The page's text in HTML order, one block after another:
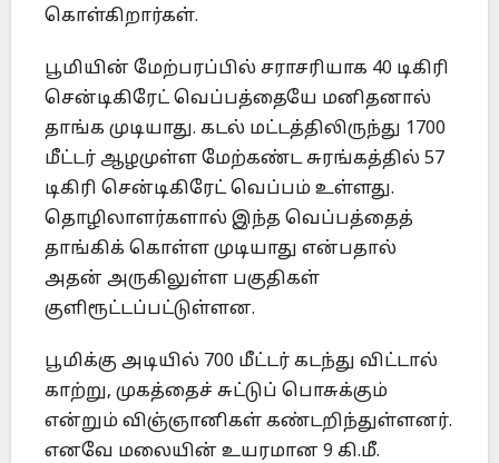
கொள்கிறார்கள்.
பூமியின் மேற்பரப்பில் சராசரியாக 40 டிகிரி
சென்டிகிரேட் வெப்பத்தையே மனிதனால்
தாங்க முடியாது. கடல் மட்டத்திலிருந்து 1700
மீட்டர் ஆழமுள்ள மேற்கண்ட சுரங்கத்தில் 57
டிகிரி சென்டிகிரேட் வெப்பம் உள்ளது.
தொழிலாளர்களால் இந்த வெப்பத்தைத்
தாங்கிக் கொள்ள முடியாது என்பதால்
அதன் அருகிலுள்ள பகுதிகள்
குளிரூட்டப்பட்டுள்ளன.
பூமிக்கு அடியில் 700 மீட்டர் கடந்து விட்டால்
காற்று, முகத்தைச் சுட்டுப் பொசுக்கும்
என்றும் விஞ்ஞானிகள் கண்டறிந்துள்ளனர்.
எனவே மலையின் உயரமான 9 கி.மீ.